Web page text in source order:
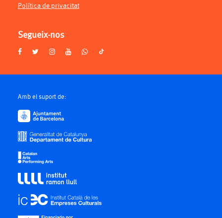
Política de privacitat
Segueix-nos
Amb el suport de: